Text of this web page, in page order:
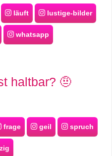
läuft lustige-bilder
whatsapp
haltbar? 🤨
frage geil spruch